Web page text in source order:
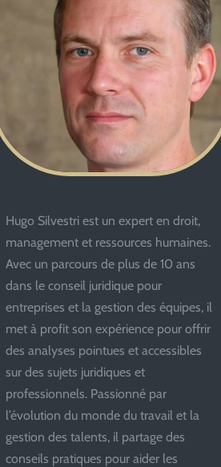
Hugo Silvestri est un expert en droit,
management et ressources humaines.
Avec un parcours de plus de 10 ans
dans le conseil juridique pour
entreprises et la gestion des équipes, il
met à profit son expérience pour offrir
des analyses pointues et accessibles
sur des sujets juridiques et
professionnels. Passionné par
l’évolution du monde du travail et la
gestion des talents, il partage des
conseils pratiques pour aider les